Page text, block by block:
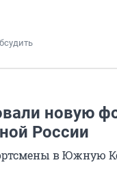
новую
России
в Южную